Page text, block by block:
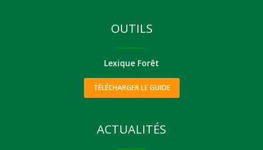
OUTILS
Lexique Forêt
TÉLÉCHARGER LE GUIDE
ACTUALITÉS